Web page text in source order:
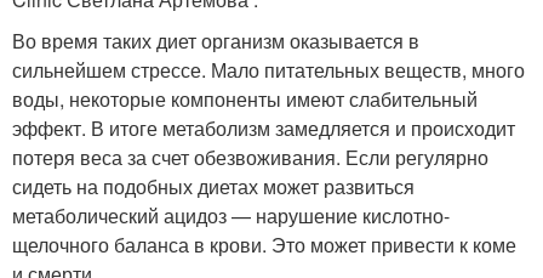
Во время таких диет организм оказывается в
сильнейшем стрессе. Мало питательных веществ, много
воды, некоторые компоненты имеют слабительный
эффект. В итоге метаболизм замедляется и происходит
потеря веса за счет обезвоживания. Если регулярно
сидеть на подобных диетах может развиться
метаболический ацидоз — нарушение кислотно-
щелочного баланса в крови. Это может привести к коме